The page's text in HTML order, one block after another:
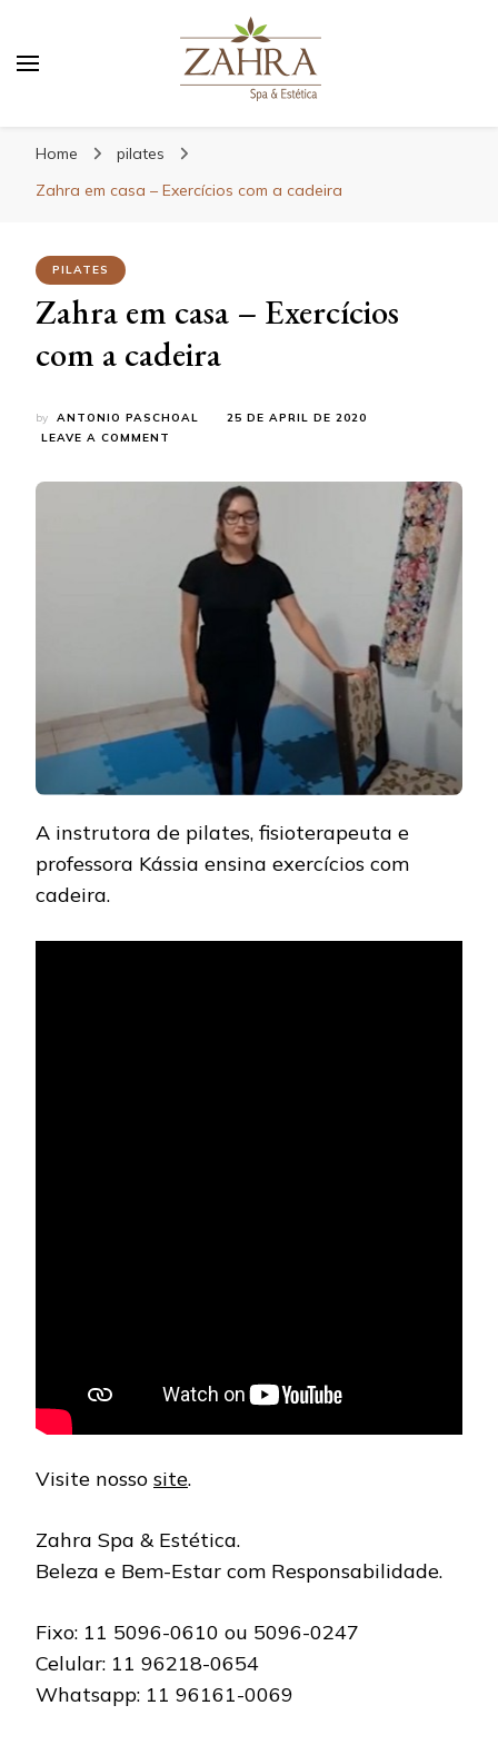
e relaxamento
Home
pilates
Zahra em casa – Exercícios com a cadeira
PILATES
Zahra em casa – Exercícios
com a cadeira
by ANTONIO PASCHOAL
25 DE APRIL DE 2020
LEAVE A COMMENT
EXERCÍCIOS
COM
CADEIRA
A instrutora de pilates, fisioterapeuta e
professora Kássia ensina exercícios com
cadeira.
Visite nosso site.
Zahra Spa & Estética.
Beleza e Bem-Estar com Responsabilidade.
Fixo: 11 5096-0610 ou 5096-0247
Celular: 11 96218-0654
Whatsapp: 11 96161-0069